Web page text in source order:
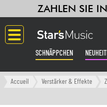
ZAHLEN SIE
SCHNÄPPCHEN
Langue
Accueil Verstärker & Effekte